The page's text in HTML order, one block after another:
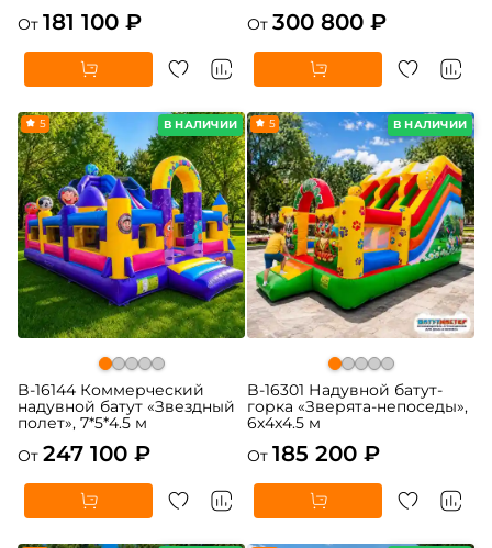
От 181 100 ₽ От 300 800 ₽
В НАЛИЧИИ
5
B-16144 Коммерческий
надувной батут «Звездный
полет», 7*5*4.5 м
От 247 100 ₽
В НАЛИЧИИ
5
B-16301 Надувной батут-
горка «Зверята-непоседы»,
6x4x4.5 м
От 185 200 ₽